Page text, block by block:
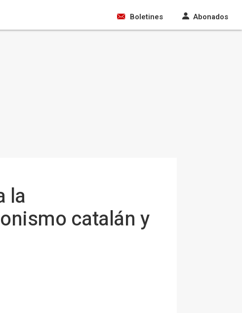
Boletines Abonados
la
catalán y